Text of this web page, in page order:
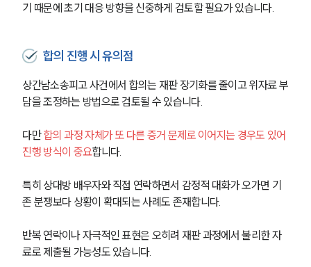
기 때문에 초기 대응 방향을 신중하게 검토할 필요가 있습니다.
합의 진행 시 유의점
상간남소송피고 사건에서 합의는 재판 장기화를 줄이고 위자료 부
담을 조정하는 방법으로 검토될 수 있습니다.
다만 합의 과정 자체가 또 다른 증거 문제로 이어지는 경우도 있어
진행 방식이 중요합니다.
특히 상대방 배우자와 직접 연락하면서 감정적 대화가 오가면 기
존 분쟁보다 상황이 확대되는 사례도 존재합니다.
반복 연락이나 자극적인 표현은 오히려 재판 과정에서 불리한 자
료로 제출될 가능성도 있습니다.